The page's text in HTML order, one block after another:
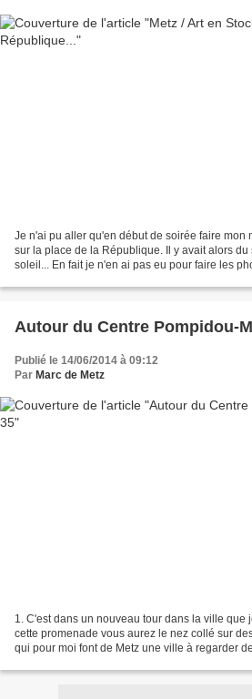
Je n'ai pu aller qu'en début de soirée faire mon
sur la place de la République. Il y avait alors
soleil... En fait je n'en ai pas eu pour faire les
Autour du Centre Pompidou-
Publié le 14/06/2014 à 09:12
Par Marc de Metz
1. C'est dans un nouveau tour dans la ville que
cette promenade vous aurez le nez collé sur
qui pour moi font de Metz une ville à regarder